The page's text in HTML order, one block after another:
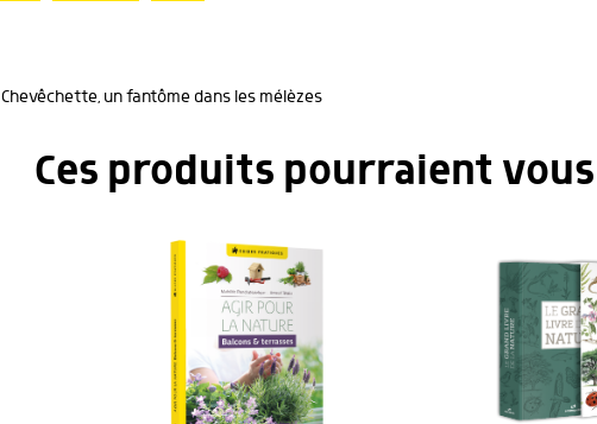
Chevêchette, un fantôme dans les mélèzes
Ces produits pourraient